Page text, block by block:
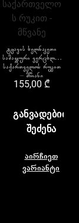
ტყავის ხელნაკეთი
სამაჯური ვერცხლის
საქართველოს რუკით
– მწვანე
155,00 ₾
ᲒᲐᲜᲕᲐᲓᲔᲑᲘᲗ
ᲨᲔᲫᲔᲜᲐ
აირჩიეთ
ვარიანტი